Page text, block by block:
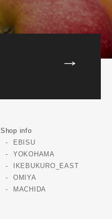
Shop info
EBISU
YOKOHAMA
IKEBUKURO_EAST
OMIYA
MACHIDA